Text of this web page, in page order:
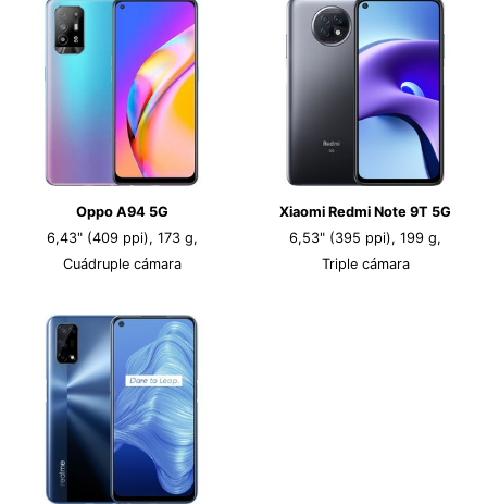
Oppo A94 5G
6,43" (409 ppi), 173 g,
Cuádruple cámara
Xiaomi Redmi Note 9T 5G
6,53" (395 ppi), 199 g,
Triple cámara